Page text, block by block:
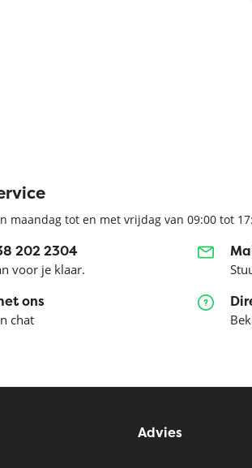
maandag tot en met vrijdag van 09:00 tot
202 2304
voor je klaar.
ons
chat
Advies